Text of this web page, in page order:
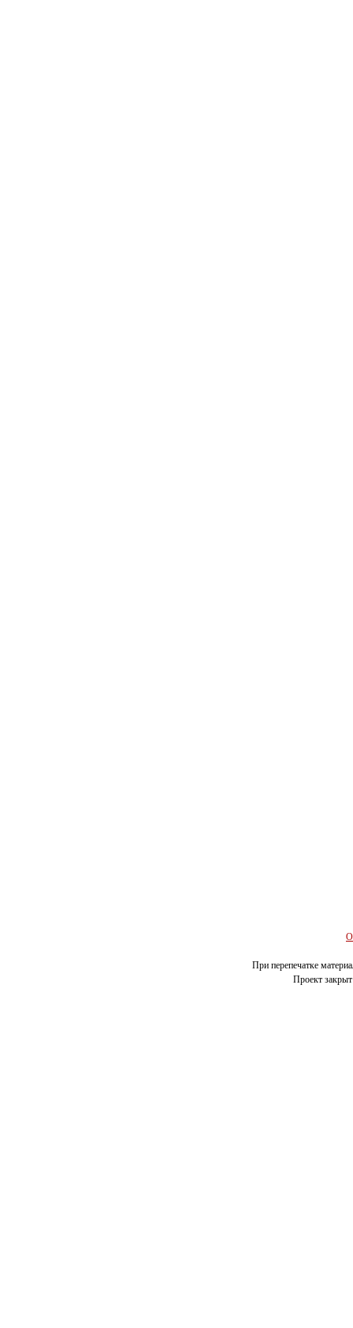
О
При перепечатке
Проект закрыт